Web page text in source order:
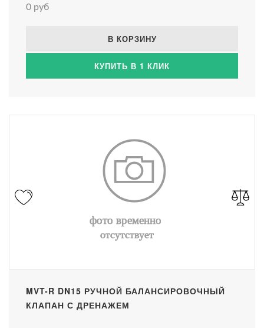
0 руб
В КОРЗИНУ
КУПИТЬ В 1 КЛИК
MVT-R DN15 РУЧНОЙ БАЛАНСИРОВОЧНЫЙ
КЛАПАН С ДРЕНАЖЕМ